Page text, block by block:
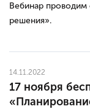
Вебинар
решения».
14.11.2022
17 ноября